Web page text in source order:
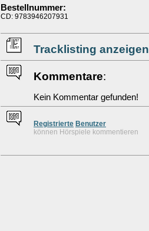
Bestellnummer:
CD: 9783946207931
Tracklisting anzeigen
Kommentare:
Kein Kommentar gefunden!
Registrierte Benutzer
können Hörspiele kommentieren